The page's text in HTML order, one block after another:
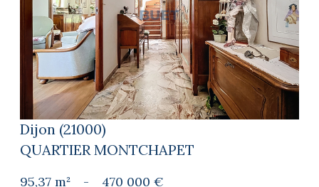
voir le bien
Dijon (21000)
QUARTIER MONTCHAPET
95,37 m² - 470 000 €